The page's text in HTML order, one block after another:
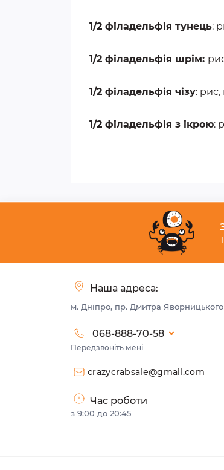
1/2 філадельфія тунець:
1/2 філадельфія шрім:
1/2 філадельфія чізу: рис,
1/2 філадельфія з ікрою:
Наша адреса:
м. Дніпро, пр. Дмитра
068-888-70-58
Передзвоніть мені
crazycrabsale@gmail.com
Час роботи
з 9:00 до 20:45